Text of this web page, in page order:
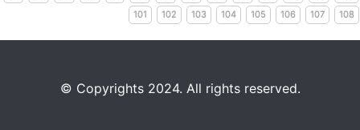
101
102 103 104 105 106 107 108
©️ Copyrights 2024. All rights reserved.